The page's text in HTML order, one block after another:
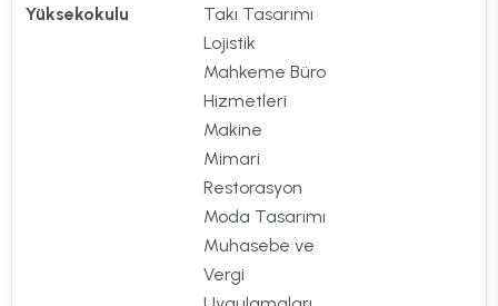
Yüksekokulu
Takı Tasarımı
Lojistik
Mahkeme Büro
Hizmetleri
Makine
Mimari
Restorasyon
Moda Tasarımı
Muhasebe ve
Vergi